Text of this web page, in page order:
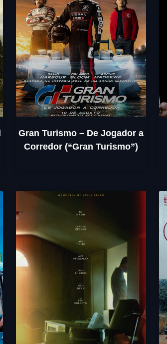
Gran Turismo – De Jogador a
Corredor (“Gran Turismo”)